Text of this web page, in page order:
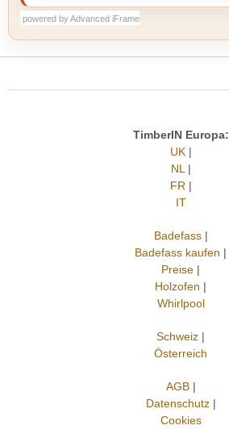
powered by Advanced iFrame
TimberIN Europa:
UK|
NL|
FR|
IT
Badefass|
Badefass kaufen |
Preise |
Holzofen |
Whirlpool
Schweiz |
Österreich
AGB|
Datenschutz|
Cookies